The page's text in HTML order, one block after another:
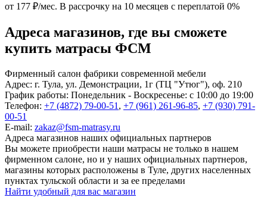
от 177 ₽/мес. В рассрочку на 10 месяцев с переплатой 0%
Адреса магазинов, где вы сможете
купить матрасы ФСМ
Фирменный салон фабрики современной мебели
Адрес: г. Тула, ул. Демонстрации, 1г (ТЦ "Утюг"), оф. 210
График работы: Понедельник - Воскресенье: с 10:00 до 19:00
Телефон: +7 (4872) 79-00-51 , +7 (961) 261-96-85, +7 (930) 791-
00-51
E-mail: zakaz@fsm-matrasy.ru
Адреса магазинов наших официальных партнеров
Вы можете приобрести наши матрасы не только в нашем
фирменном салоне, но и у наших официальных партнеров,
магазины которых расположены в Туле, других населенных
пунктах тульской области и за ее пределами
Найти удобный для вас магазин